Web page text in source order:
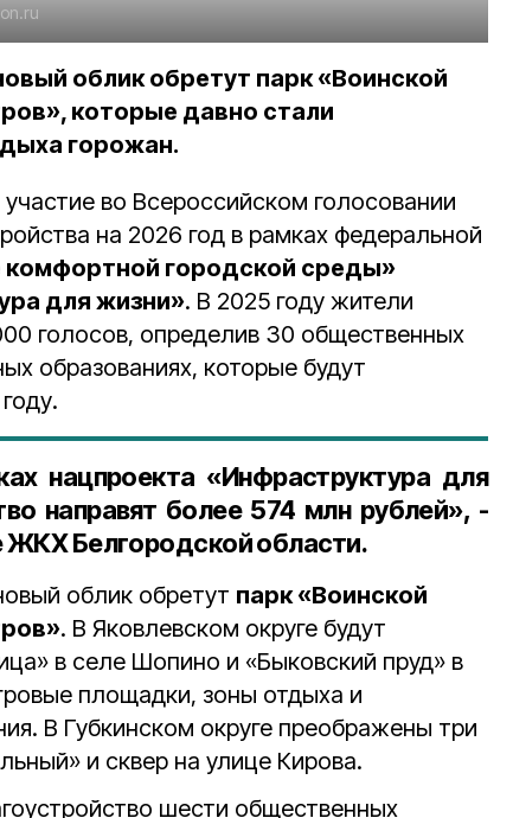
облик обретут парк «Воинской
которые давно стали
горожан.
во Всероссийском голосовании
на 2026 год в рамках федеральной
городской среды»
для жизни». В 2025 году жители
голосов, определив 30 общественных
образованиях, которые будут
нацпроекта «Инфраструктура для
направят более 574 млн рублей», -
ЖКХ Белгородской области.
облик обретут парк «Воинской
. В Яковлевском округе будут
в селе Шопино и «Быковский пруд» в
площадки, зоны отдыха и
В Губкинском округе преображены три
и сквер на улице Кирова.
шести общественных